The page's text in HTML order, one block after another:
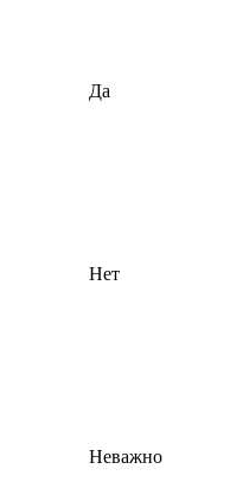
Да
Нет
Неважно